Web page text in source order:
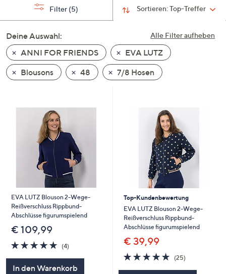
und
nach
unten
oder
wischen
Sie
diese
anzuzeigen.
Sortieren:Top-Treffer
Filter (5)
Alle Filter aufheben
Deine Auswahl:
ANNI FOR FRIENDS
EVA LUTZ
Blousons
48 7/8 Hosen
EVA LUTZ Blouson 2-Wege-
Reißverschluss Rippbund-
Abschlüsse figurumspielend
€ 109,99
4.8
von
(4)4
In den Warenkorb
Top-Kundenbewertung
EVA LUTZ Blouson 2-Wege-
Reißverschluss Rippbund-
Abschlüsse figurumspielend
€ 39,99
4.7
von
(25)25